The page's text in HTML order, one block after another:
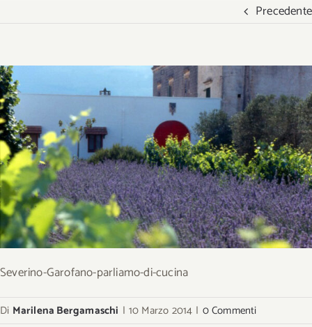
Precedente
Severino-Garofano-parliamo-di-cucina
Di Marilena Bergamaschi | 10 Marzo 2014 | 0 Commenti